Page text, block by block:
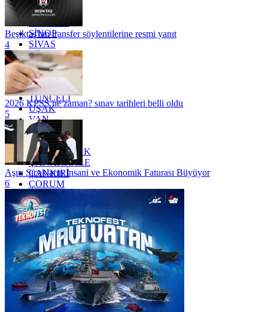
SAKARYA
SİNOP
SİVAS
SİİRT
TEKİRDAĞ
TOKAT
TRABZON
TUNCELİ
UŞAK
VAN
YALOVA
YOZGAT
ZONGULDAK
ÇANAKKALE
ÇANKIRI
ÇORUM
İSTANBUL
İZMİR
ŞANLIURFA
ŞIRNAK
Beşiktaş'tan transfer söylentilerine resmi yanıt
4
2026 KPSS ne zaman? sınav tarihleri belli oldu
5
Aşırı Sıcakların İnsani ve Ekonomik Faturası Büyüyor
6